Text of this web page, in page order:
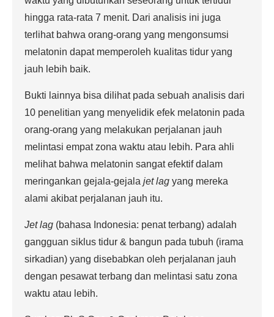
hingga rata-rata 7 menit. Dari analisis ini juga
terlihat bahwa orang-orang yang mengonsumsi
melatonin dapat memperoleh kualitas tidur yang
jauh lebih baik.
Bukti lainnya bisa dilihat pada sebuah analisis dari
10 penelitian yang menyelidik efek melatonin pada
orang-orang yang melakukan perjalanan jauh
melintasi empat zona waktu atau lebih. Para ahli
melihat bahwa melatonin sangat efektif dalam
meringankan gejala-gejala jet lag yang mereka
alami akibat perjalanan jauh itu.
Jet lag (bahasa Indonesia: penat terbang) adalah
gangguan siklus tidur & bangun pada tubuh (irama
sirkadian) yang disebabkan oleh perjalanan jauh
dengan pesawat terbang dan melintasi satu zona
waktu atau lebih.